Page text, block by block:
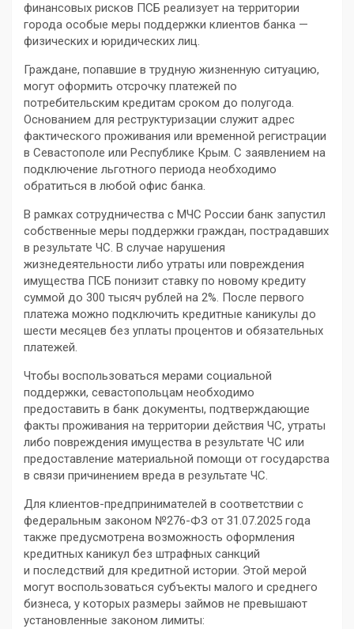
финансовых рисков ПСБ реализует на территории
города особые меры поддержки клиентов банка —
физических и юридических лиц.
Граждане, попавшие в трудную жизненную ситуацию,
могут оформить отсрочку платежей по
потребительским кредитам сроком до полугода.
Основанием для реструктуризации служит адрес
фактического проживания или временной регистрации
в Севастополе или Республике Крым. С заявлением на
подключение льготного периода необходимо
обратиться в любой офис банка.
В рамках сотрудничества с МЧС России банк запустил
собственные меры поддержки граждан, пострадавших
в результате ЧС. В случае нарушения
жизнедеятельности либо утраты или повреждения
имущества ПСБ понизит ставку по новому кредиту
суммой до 300 тысяч рублей на 2%. После первого
платежа можно подключить кредитные каникулы до
шести месяцев без уплаты процентов и обязательных
платежей.
Чтобы воспользоваться мерами социальной
поддержки, севастопольцам необходимо
предоставить в банк документы, подтверждающие
факты проживания на территории действия ЧС, утраты
либо повреждения имущества в результате ЧС или
предоставление материальной помощи от государства
в связи причинением вреда в результате ЧС.
Для клиентов-предпринимателей в соответствии с
федеральным законом №276-ФЗ от 31.07.2025 года
также предусмотрена возможность оформления
кредитных каникул без штрафных санкций
и последствий для кредитной истории. Этой мерой
могут воспользоваться субъекты малого и среднего
бизнеса, у которых размеры займов не превышают
установленные законом лимиты: